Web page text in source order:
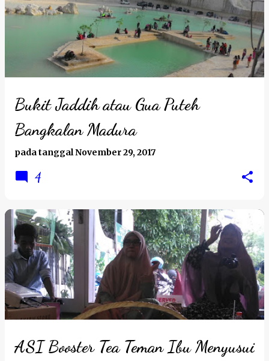
Bukit Jaddih atau Gua Puteh
Bangkalan Madura
pada tanggalNovember 29, 2017
4
ASI Booster Tea Teman Ibu Menyusui